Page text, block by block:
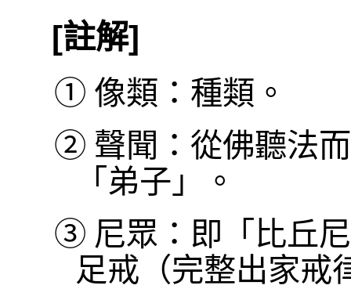
[註解]
① 像類：種類。
② 聲聞：從佛聽法
「弟子」。
③ 尼眾：即「比丘
足戒（完整出家戒